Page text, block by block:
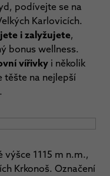
podívejte se na
Karlovicích.
i zalyžujete,
bonus wellness.
vířivky i několik
těšte na nejlepší
1115 m n.m.,
Krkonoš. Označení